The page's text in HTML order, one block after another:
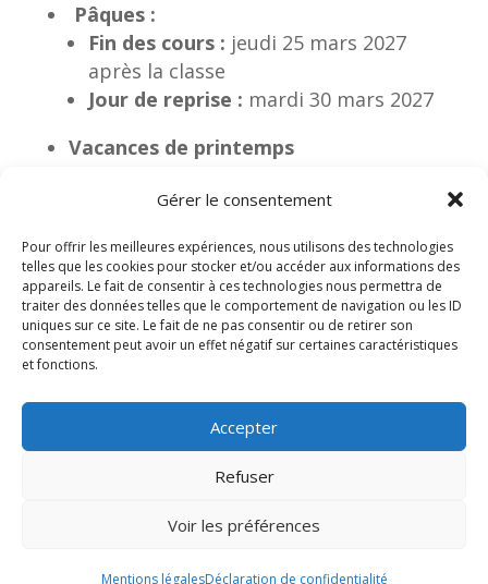
Gérer le consentement
Pour offrir les meilleures expériences, nous utilisons des technologies
telles que les cookies pour stocker et/ou accéder aux informations des
appareils. Le fait de consentir à ces technologies nous permettra de
traiter des données telles que le comportement de navigation ou les ID
uniques sur ce site. Le fait de ne pas consentir ou de retirer son
consentement peut avoir un effet négatif sur certaines caractéristiques
et fonctions.
Accepter
Refuser
Voir les préférences
Mentions légalesDéclaration de confidentialité
Pâques :
Fin des cours : jeudi 25 mars 2027
après la classe
Jour de reprise : mardi 30 mars 2027
Vacances de printemps
après la classe
Pentecôte :lundi 17 mai 2027
Fin des classes : lundi 5 juillet 2027
après la classe
2027 en cliquant ici.